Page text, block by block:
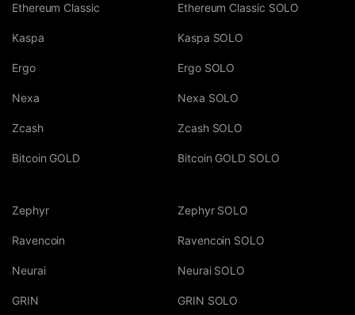
Ethereum Classic
Kaspa
Ergo
Nexa
Zcash
Bitcoin GOLD
Ethereum Classic SOLO
Kaspa SOLO
Ergo SOLO
Nexa SOLO
Zcash SOLO
Bitcoin GOLD SOLO
Zephyr
Ravencoin
Neurai
GRIN
Zephyr SOLO
Ravencoin SOLO
Neurai SOLO
GRIN SOLO